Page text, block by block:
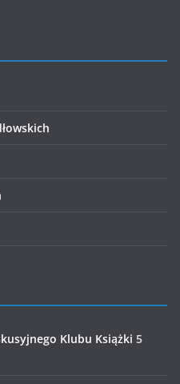
Klubu Książki 5